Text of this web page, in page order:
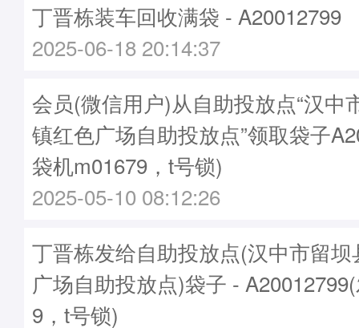
丁晋栋装车回收满袋 - A20012799
2025-06-18 20:14:37
会员(微信用户)从自助投放点“汉中
镇红色广场自助投放点”领取袋子
袋机m01679，t号锁)
2025-05-10 08:12:26
丁晋栋发给自助投放点(汉中市留
广场自助投放点)袋子 -
9，t号锁)